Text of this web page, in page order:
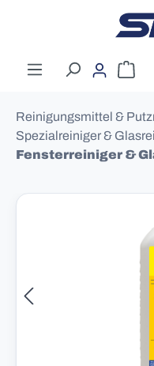
Zum Hauptinhalt springen
Reinigungsmittel &
Spezialreiniger &
Fensterreiniger &
Bildergalerie